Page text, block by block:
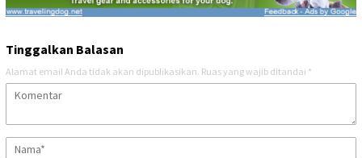
Tinggalkan Balasan
Alamat email Anda tidak akan dipublikasikan. Ruas yang wajib ditandai *